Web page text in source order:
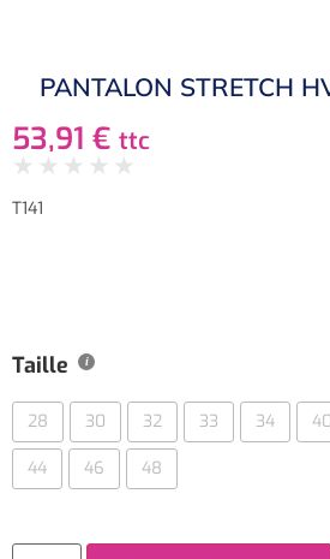
PANTALON STRETCH
53,91 € ttc
★ ★ ★ ★ ★
T141
Taille
28 30 32 33 34 40
44 46 48